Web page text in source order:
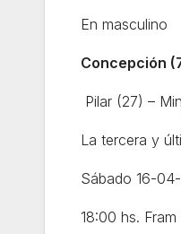
En masculino
Concepción
Pilar (27) –
La tercera y
Sábado 16-
18:00 hs.